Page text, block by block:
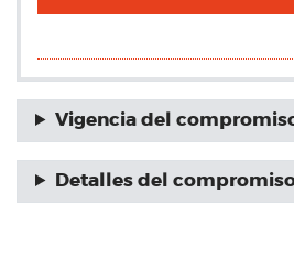
Vigencia del
Detalles del